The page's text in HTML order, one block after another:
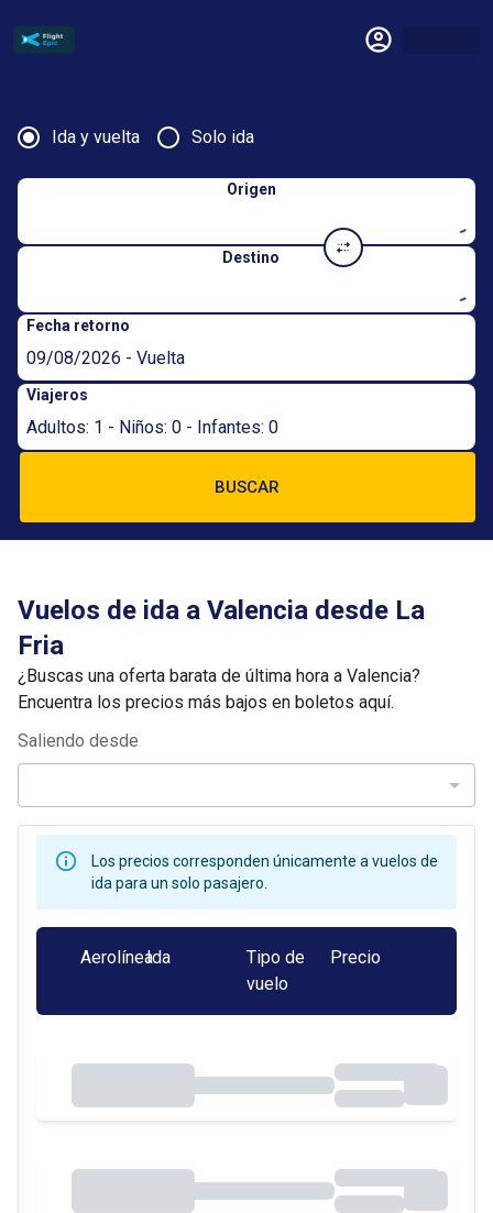
Ida y vuelta Solo ida
Origen
Destino
Fecha retorno
09/08/2026 - Vuelta
Viajeros
Adultos: 1 - Niños: 0 - Infantes: 0
BUSCAR
Vuelos de ida a Valencia desde La
Fria
¿Buscas una oferta barata de última hora a Valencia?
Encuentra los precios más bajos en boletos aquí.
Saliendo desde
Los precios corresponden únicamente a vuelos de
ida para un solo pasajero.
AerolíneaIda
Tipo de
vuelo
Precio